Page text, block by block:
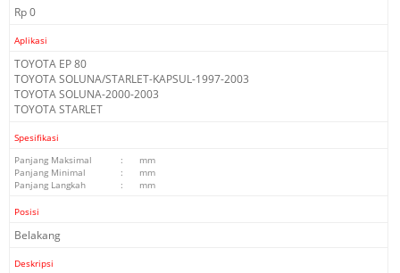
Rp 0
Aplikasi
TOYOTA EP 80
TOYOTA SOLUNA/STARLET-KAPSUL-1997-2003
TOYOTA SOLUNA-2000-2003
TOYOTA STARLET
Spesifikasi
Panjang Maksimal
:
mm
Panjang Minimal
:
mm
Panjang Langkah
: mm
Posisi
Belakang
Deskripsi